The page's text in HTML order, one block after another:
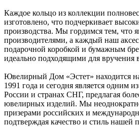
Каждое кольцо из коллекции
изготовлено, что подчеркивает
производства. Мы гордимся тем, что
производителями, а каждый наш
подарочной коробкой и бумажным
идеально подходящими для
Ювелирный Дом «Эстет» находится
1991 года и сегодня является одним
России и странах СНГ, предлагая
ювелирных изделий. Мы
призерами российских и
подтверждая качество и стиль нашей